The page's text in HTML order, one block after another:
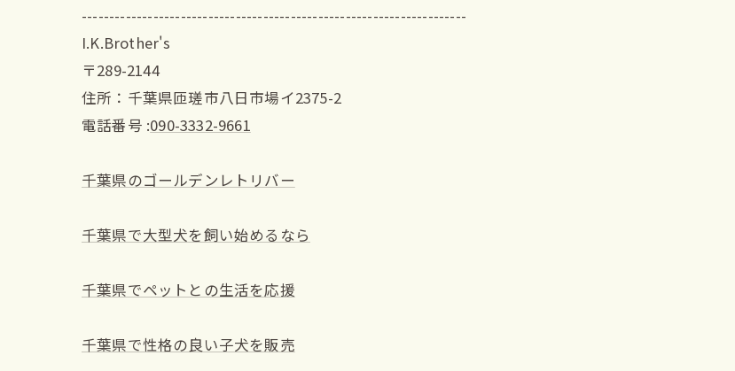
----------------------------------------------------------------------
I.K.Brother's
〒289-2144
住所：千葉県匝瑳市八日市場イ2375-2
電話番号 :090-3332-9661
千葉県のゴールデンレトリバー
千葉県で大型犬を飼い始めるなら
千葉県でペットとの生活を応援
千葉県で性格の良い子犬を販売